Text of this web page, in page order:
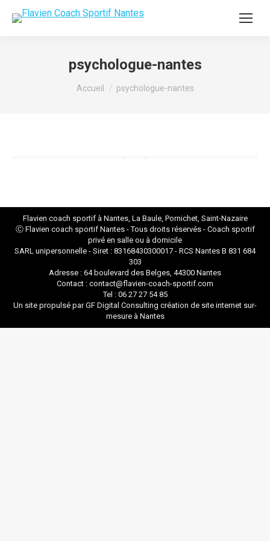
psychologue-nantes
Vous êtes ici :
Accueil psychologue-nantes
Flavien coach sportif à Nantes, La Baule, Pornichet, Saint-Nazaire
Ⓒ Flavien coach sportif Nantes- Tous droits réservés - Coach sportif
privé en salle ou à domicile
SARL unipersonnelle - Siret : 83168430300017 - RCS Nantes B 831 684
303
Adresse : 64 boulevard des Belges, 44300 Nantes
Contact : contact@flavien-coach-sportif.com
Tel : 06 27 27 54 85
Un site propulsé par GF Digital Consulting création de site internet sur-
mesure à Nantes